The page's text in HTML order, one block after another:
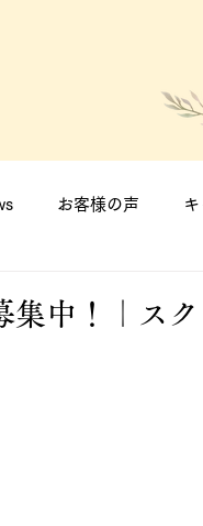
お客様の声
集中！｜ス